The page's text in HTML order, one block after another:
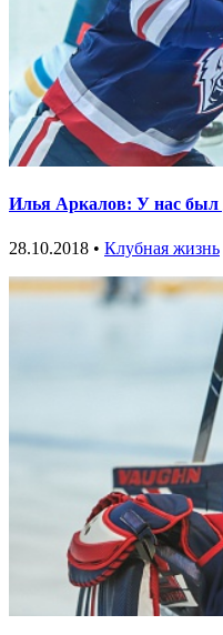
Илья Аркалов: У нас был
28.10.2018 • Клубная жизнь